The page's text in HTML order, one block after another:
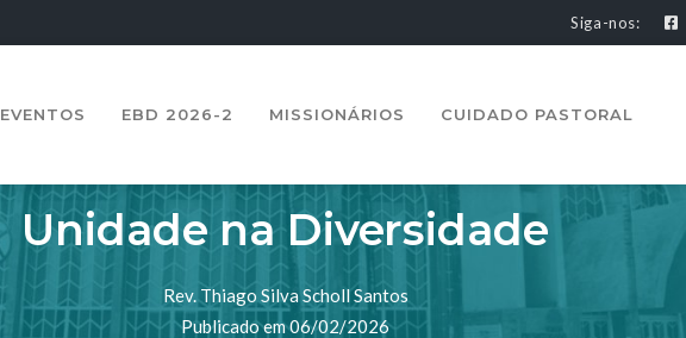
Siga-nos:
EVENTOS EBD 2026-2 MISSIONÁRIOS CUIDADO PASTORAL
Unidade na Diversidade
Rev. Thiago Silva Scholl Santos
Publicado em 06/02/2026